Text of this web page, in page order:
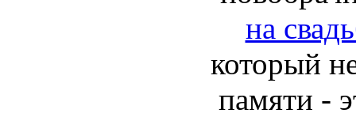
на
который
памяти -